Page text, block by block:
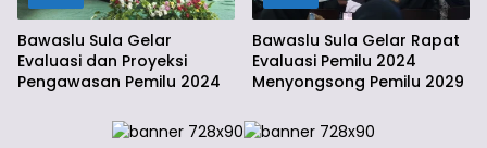
Bawaslu Sula Gelar
Evaluasi dan Proyeksi
Pengawasan Pemilu 2024
Bawaslu Sula Gelar Rapat
Evaluasi Pemilu 2024
Menyongsong Pemilu 2029